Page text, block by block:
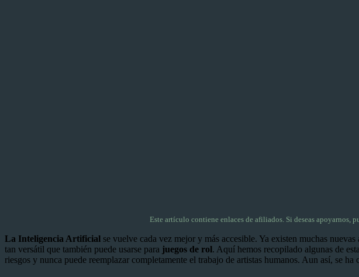
Este artículo contiene enlaces de afiliados. Si deseas apoyarnos,
La Inteligencia Artificial se vuelve cada vez mejor y más accesible. Ya existen muchas
tan versátil que también puede usarse para juegos de rol. Aquí hemos recopilado algunas de
riesgos y nunca puede reemplazar completamente el trabajo de artistas humanos. Aun así, se